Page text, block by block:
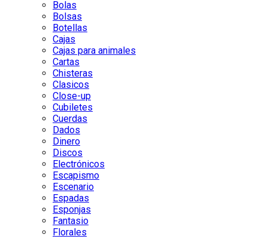
Bolas
Bolsas
Botellas
Cajas
Cajas para animales
Cartas
Chisteras
Clasicos
Close-up
Cubiletes
Cuerdas
Dados
Dinero
Discos
Electrónicos
Escapismo
Escenario
Espadas
Esponjas
Fantasio
Florales